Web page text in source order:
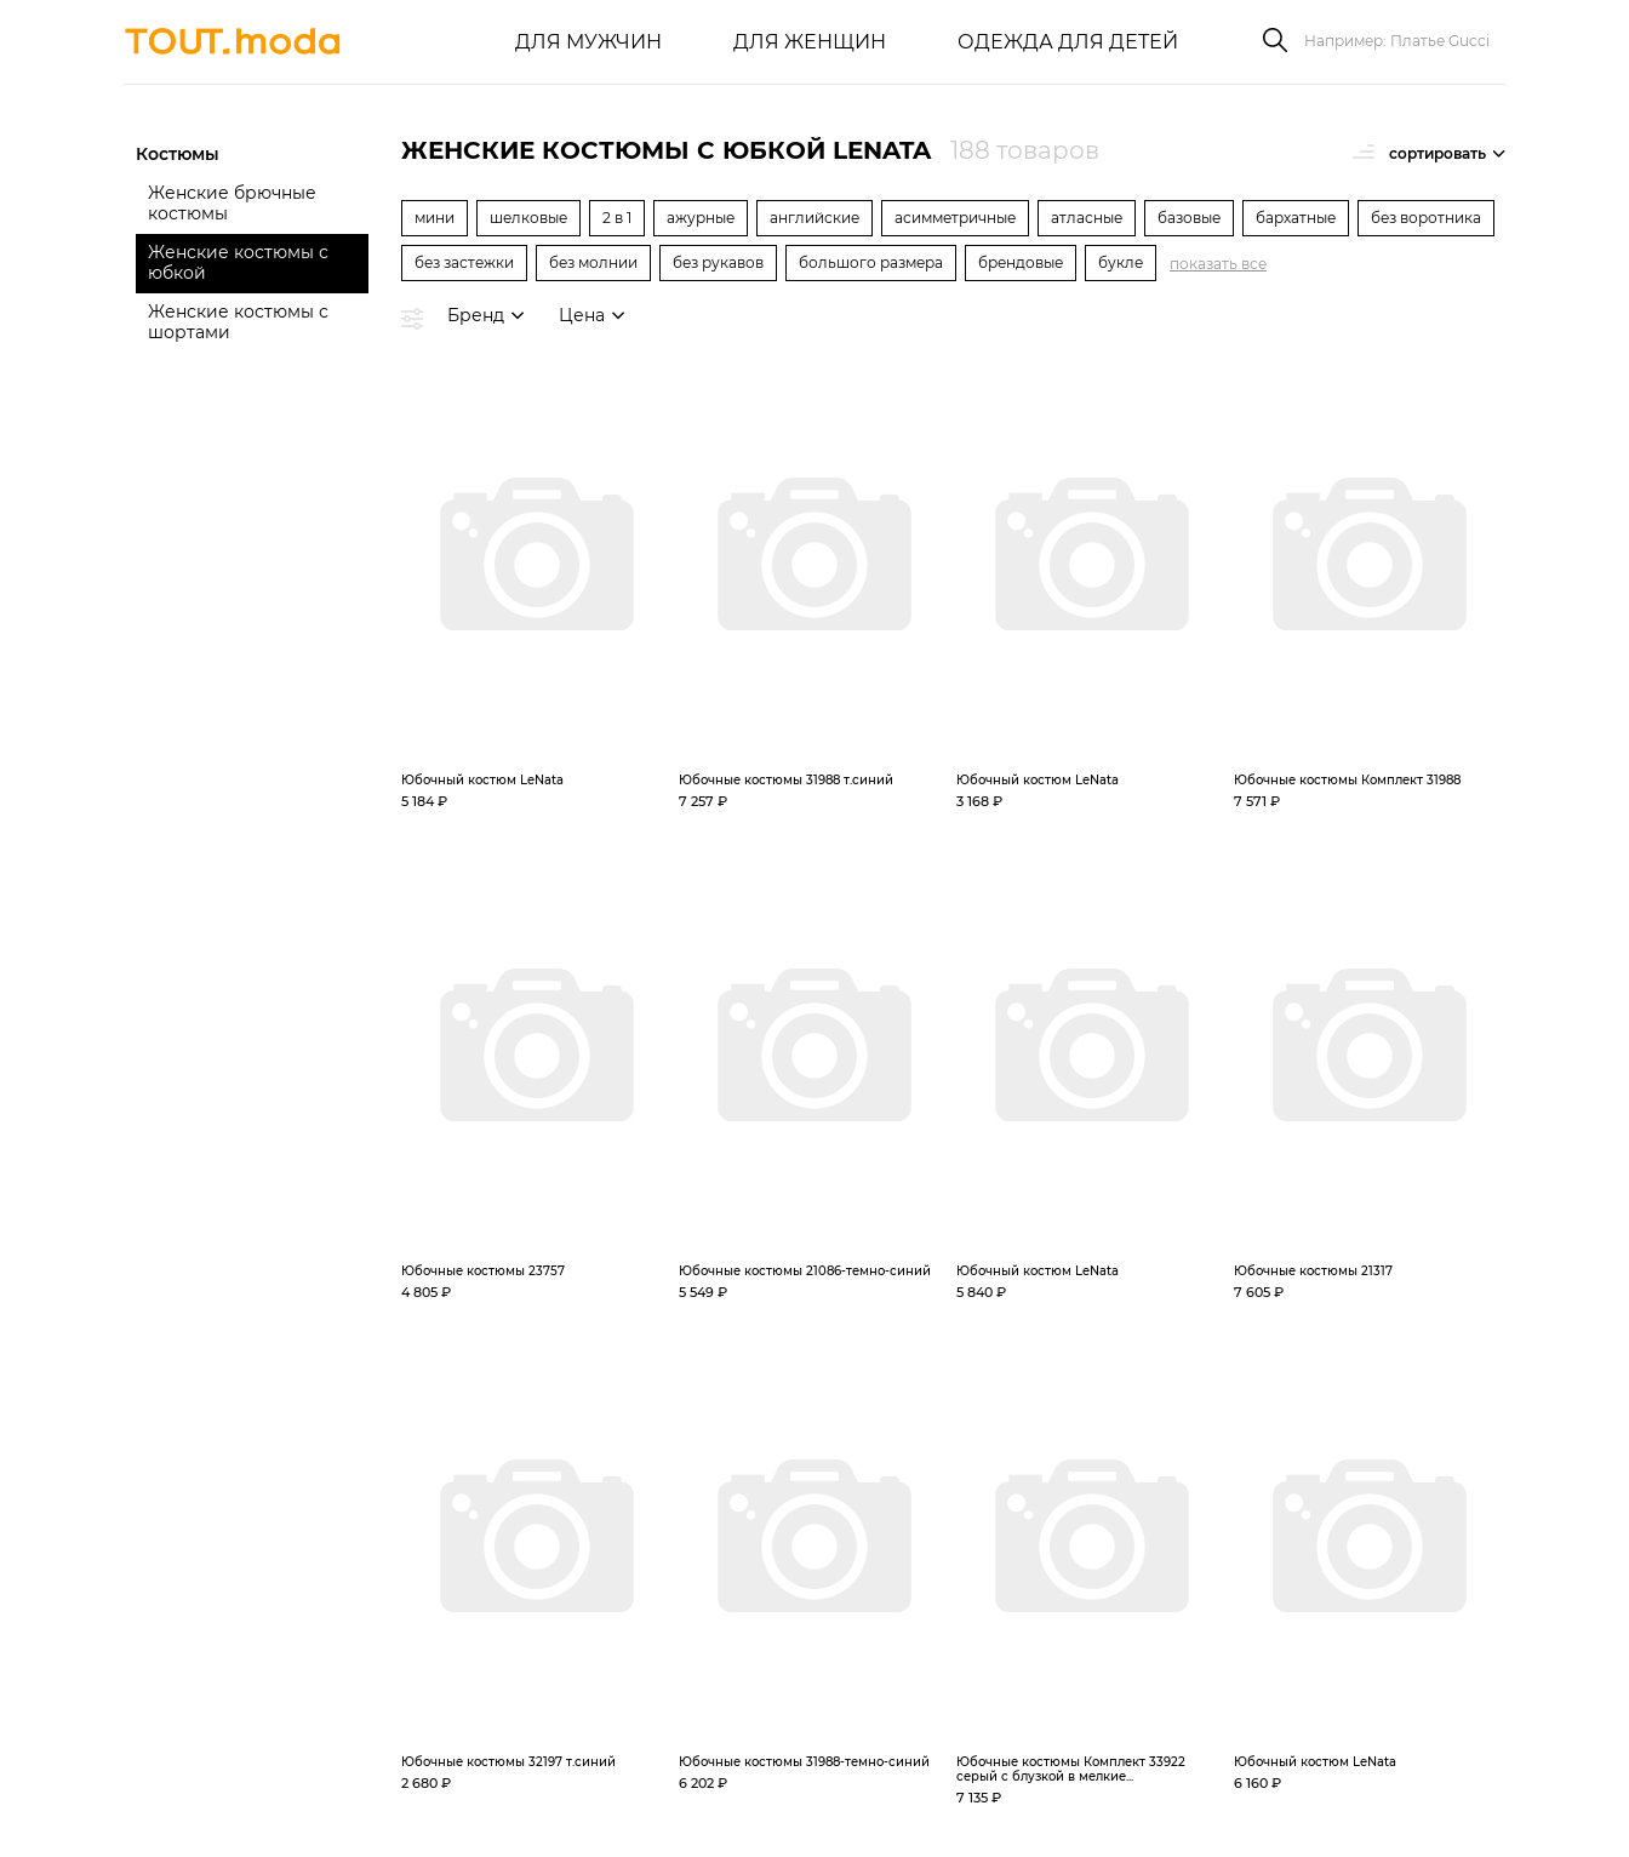
ДЛЯ МУЖЧИН ДЛЯ ЖЕНЩИН ОДЕЖДА ДЛЯ ДЕТЕЙ
Костюмы
Женские брючные
костюмы
Женские костюмы с
юбкой
Женские костюмы с
шортами
ЖЕНСКИЕ КОСТЮМЫ С ЮБКОЙ LENATA 188 товаров сортировать
мини шелковые 2 в 1 ажурные английские асимметричные атласные базовые бархатные без воротника
без застежки без молнии без рукавов большого размера брендовые букле показать все
Бренд Цена
Юбочный костюм LeNata
5 184 ₽
Юбочные костюмы 31988 т.синий
7 257 ₽
Юбочный костюм LeNata
3 168 ₽
Юбочные костюмы Комплект 31988
7 571 ₽
Юбочные костюмы 23757
4 805 ₽
Юбочные костюмы 21086-темно-синий
5 549 ₽
Юбочный костюм LeNata
5 840 ₽
Юбочные костюмы 21317
7 605 ₽
Юбочные костюмы 32197 т.синий
2 680 ₽
Юбочные костюмы 31988-темно-синий
6 202 ₽
Юбочные костюмы Комплект 33922
серый с блузкой в мелкие...
7 135 ₽
Юбочный костюм LeNata
6 160 ₽